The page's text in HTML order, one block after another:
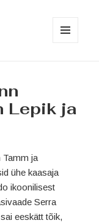
Lepik ja
Tamm ja
ühe kaasaja
ikoonilisest
Serra
eeskätt tõik,